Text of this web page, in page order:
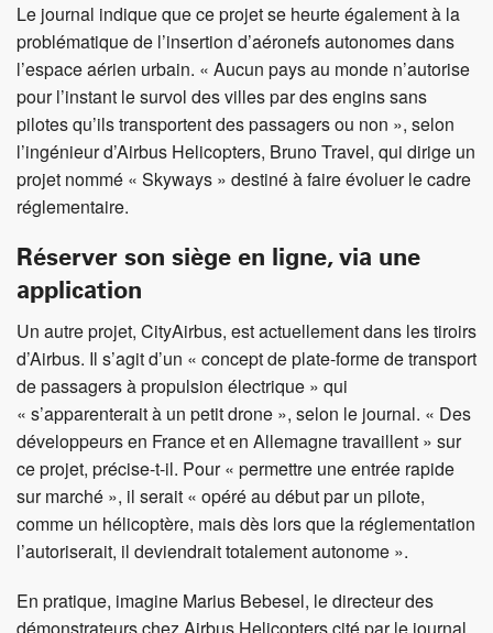
Le journal indique que ce projet se heurte également à la
problématique de l’insertion d’aéronefs autonomes dans
l’espace aérien urbain. « Aucun pays au monde n’autorise
pour l’instant le survol des villes par des engins sans
pilotes qu’ils transportent des passagers ou non », selon
l’ingénieur d’Airbus Helicopters, Bruno Travel, qui dirige un
projet nommé « Skyways » destiné à faire évoluer le cadre
réglementaire.
Réserver son siège en ligne, via une
application
Un autre projet, CityAirbus, est actuellement dans les tiroirs
d’Airbus. Il s’agit d’un « concept de plate-forme de transport
de passagers à propulsion électrique » qui
« s’apparenterait à un petit drone », selon le journal. « Des
développeurs en France et en Allemagne travaillent » sur
ce projet, précise-t-il. Pour « permettre une entrée rapide
sur marché », il serait « opéré au début par un pilote,
comme un hélicoptère, mais dès lors que la réglementation
l’autoriserait, il deviendrait totalement autonome ».
En pratique, imagine Marius Bebesel, le directeur des